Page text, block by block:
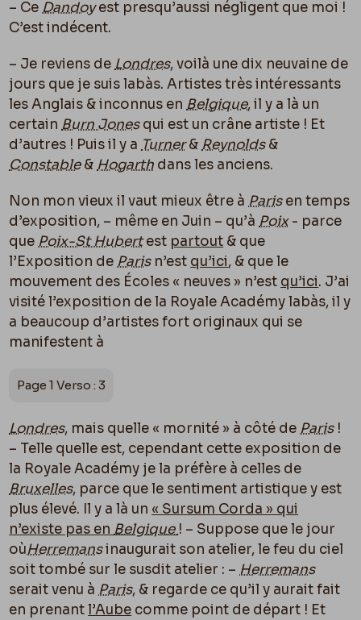
– Ce Dandoyest presqu’aussi négligent que moi !
C’est indécent.
– Je reviens de Londres, voilà une dix neuvaine de
jours que je suis labàs. Artistes très intéressants
les Anglais & inconnus en Belgique, il y a là un
certain Burn Jonesqui est un crâne artiste ! Et
d’autres ! Puis il y a Turner& Reynolds&
Constable& Hogarth dans les anciens.
Non mon vieux il vaut mieux être à Parisen temps
d’exposition, – même en Juin – qu’à Poix- parce
que Poix-St Hubertest partout & que
l’Exposition de Parisn’est qu’ici, & que le
mouvement des Écoles « neuves » n’est qu’ici. J’ai
visité l’exposition de la Royale Académy labàs, il y
a beaucoup d’artistes fort originaux qui se
manifestent à
Page 1 Verso : 3
Londres, mais quelle « mornité » à côté de Paris!
– Telle quelle est, cependant cette exposition de
la Royale Académy je la préfère à celles de
Bruxelles, parce que le sentiment artistique y est
plus élevé. Il y a là un « Sursum Corda » qui
n’existe pas en Belgique ! – Suppose que le jour
oùHerremansinaugurait son atelier, le feu du ciel
soit tombé sur le susdit atelier : – Herremans
serait venu à Paris, & regarde ce qu’il y aurait fait
en prenantl’Aube comme point de départ ! Et